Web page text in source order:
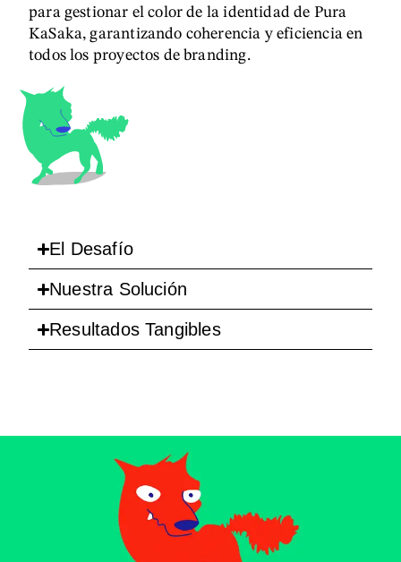
para gestionar el color de la identidad de Pura
KaSaka, garantizando coherencia y eficiencia en
todos los proyectos de branding.
El Desafío
Nuestra Solución
Resultados Tangibles